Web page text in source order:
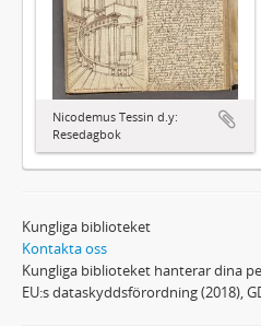
Nicodemus Tessin d.y:
Resedagbok
Kungliga biblioteket
Kontakta oss
Kungliga biblioteket hanterar dina
EU:s dataskyddsförordning (2018),